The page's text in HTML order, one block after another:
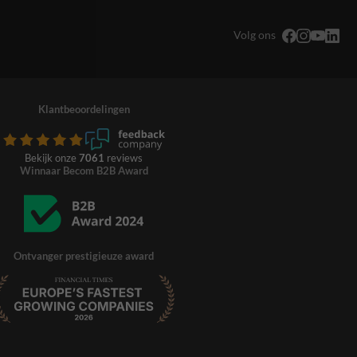
Volg ons
Klantbeoordelingen
Bekijk onze 7061 reviews
Winnaar Becom B2B Award
Ontvanger prestigieuze award